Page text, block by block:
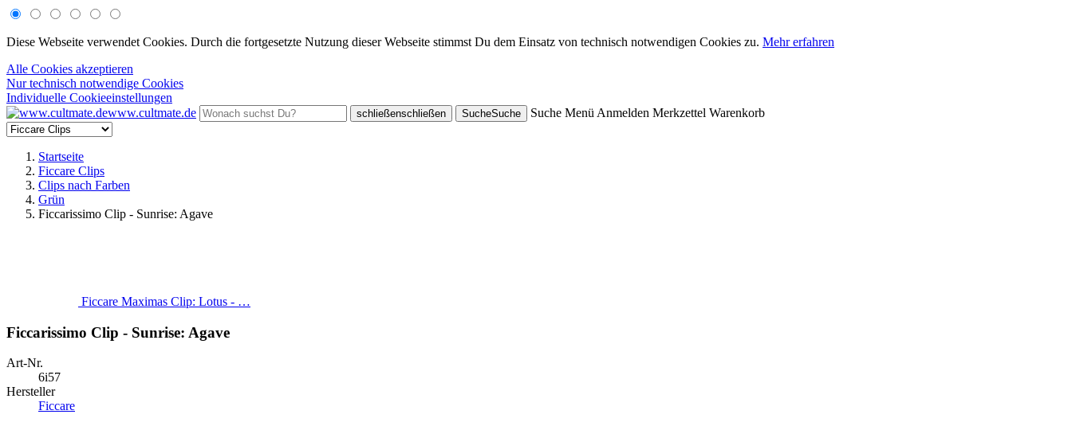
Diese Webseite verwendet Cookies. Durch die fortgesetzte Nutzung dieser Webseite stimmst Du dem Einsatz von technisch notwendigen Cookies zu. Mehr erfahren
Alle Cookies akzeptieren
Nur technisch notwendige Cookies
Individuelle Cookieeinstellungen
www.cultmate.de
schließenschließen SucheSuche Suche Menü Anmelden Merkzettel Warenkorb
Startseite
Ficcare Clips
Clips nach Farben
Grün
Ficcarissimo Clip - Sunrise: Agave
Ficcare Maximas Clip: Lotus - …
Ficcarissimo Clip - Sunrise: Agave
Art-Nr.
6i57
Hersteller
Ficcare